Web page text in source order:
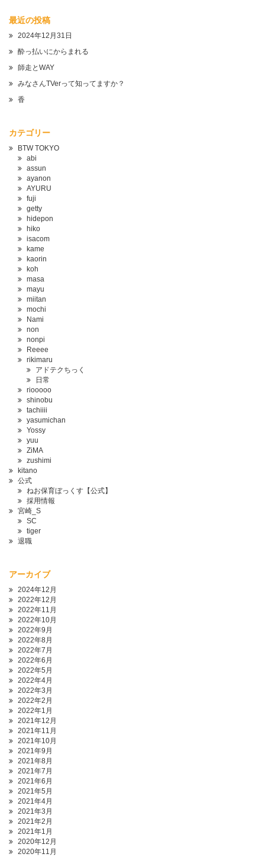
最近の投稿
2024年12月31日
酔っ払いにからまれる
師走とWAY
みなさんTVerって知ってますか？
香
カテゴリー
BTW TOKYO
abi
assun
ayanon
AYURU
fuji
getty
hidepon
hiko
isacom
kame
kaorin
koh
masa
mayu
miitan
mochi
Nami
non
nonpi
Reeee
rikimaru
アドテクちっく
日常
riooooo
shinobu
tachiiii
yasumichan
Yossy
yuu
ZiMA
zushimi
kitano
公式
ねお保育ぼっくす【公式】
採用情報
宮崎_S
SC
tiger
退職
アーカイブ
2024年12月
2022年12月
2022年11月
2022年10月
2022年9月
2022年8月
2022年7月
2022年6月
2022年5月
2022年4月
2022年3月
2022年2月
2022年1月
2021年12月
2021年11月
2021年10月
2021年9月
2021年8月
2021年7月
2021年6月
2021年5月
2021年4月
2021年3月
2021年2月
2021年1月
2020年12月
2020年11月